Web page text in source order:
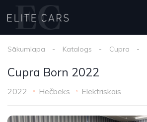
Sākumlapa Katalogs Cupra
Cupra Born 2022
2022 Hečbeks Elektriskais